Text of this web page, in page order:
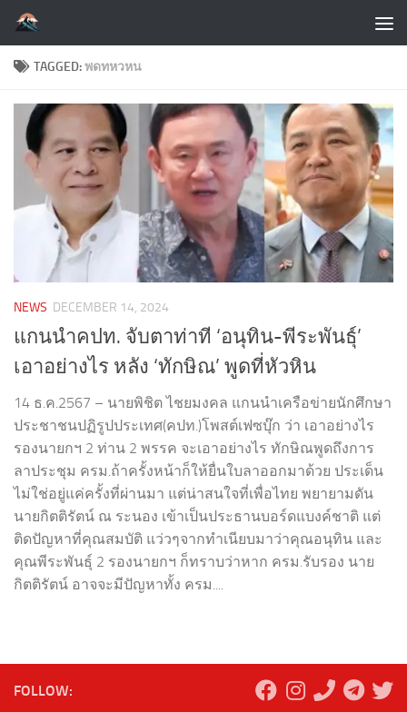
Skip to content
TAGGED:พดทหวหน
NEWS DECEMBER 14, 2024
แกนนำคปท. จับตาท่าที ‘อนุทิน-พีระพันธุ์’
เอาอย่างไร หลัง ‘ทักษิณ’ พูดที่หัวหิน
14 ธ.ค.2567 – นายพิชิต ไชยมงคล แกนนำเครือข่ายนักศึกษา
ประชาชนปฏิรูปประเทศ(คปท.)โพสต์เฟซบุ๊ก ว่า เอาอย่างไร
รองนายกฯ 2 ท่าน 2 พรรค จะเอาอย่างไร ทักษิณพูดถึงการ
ลาประชุม ครม.ถ้าครั้งหน้าก็ให้ยื่นใบลาออกมาด้วย ประเด็น
ไม่ใช่อยู่แค่ครั้งที่ผ่านมา แต่น่าสนใจที่เพื่อไทย พยายามดัน
นายกิตติรัตน์ ณ ระนอง เข้าเป็นประธานบอร์ดแบงค์ชาติ แต่
ติดปัญหาที่คุณสมบัติ แว่วๆจากทำเนียบมาว่าคุณอนุทิน และ
คุณพีระพันธุ์ 2 รองนายกฯ ก็ทราบว่าหาก ครม.รับรอง นาย
กิตติรัตน์ อาจจะมีปัญหาทั้ง ครม....
FOLLOW: